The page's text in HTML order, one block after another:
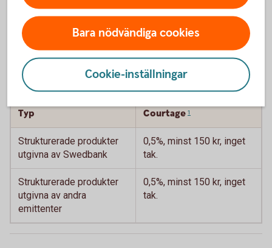
Teckningsrätter
0,5%, minst 150 kr, inget
tak.
Strukturerade produkter
Typ Courtage 1
Strukturerade produkter
utgivna av Swedbank
0,5%, minst 150 kr, inget
tak.
Strukturerade produkter
utgivna av andra
emittenter
0,5%, minst 150 kr, inget
tak.
Bara nödvändiga cookies
Cookie-inställningar